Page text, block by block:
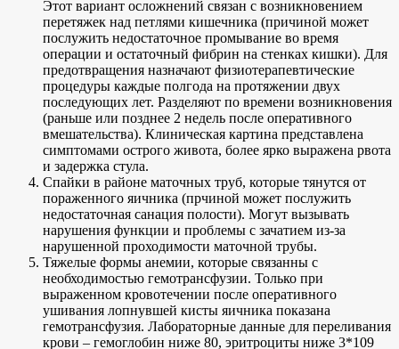
Этот вариант осложнений связан с возникновением
перетяжек над петлями кишечника (причиной может
послужить недостаточное промывание во время
операции и остаточный фибрин на стенках кишки). Для
предотвращения назначают физиотерапевтические
процедуры каждые полгода на протяжении двух
последующих лет. Разделяют по времени возникновения
(раньше или позднее 2 недель после оперативного
вмешательства). Клиническая картина представлена
симптомами острого живота, более ярко выражена рвота
и задержка стула.
Спайки в районе маточных труб, которые тянутся от
пораженного яичника (прчиной может послужить
недостаточная санация полости). Могут вызывать
нарушения функции и проблемы с зачатием из-за
нарушенной проходимости маточной трубы.
Тяжелые формы анемии, которые связанны с
необходимостью гемотрансфузии. Только при
выраженном кровотечении после оперативного
ушивания лопнувшей кисты яичника показана
гемотрансфузия. Лабораторные данные для переливания
крови – гемоглобин ниже 80, эритроциты ниже 3*109